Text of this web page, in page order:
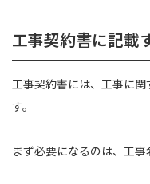
工事契約書に記載
工事契約書には、工事に
す。
まず必要になるのは、工事